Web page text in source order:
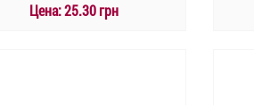
Цена:25.30 грн